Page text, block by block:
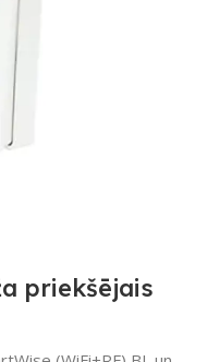
priekšējais